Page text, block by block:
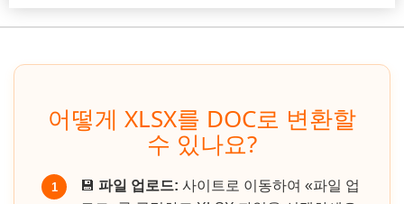
어떻게 XLSX를 DOC로 변환할
수 있나요?
1 💾 파일 업로드: 사이트로 이동하여 «파일 업